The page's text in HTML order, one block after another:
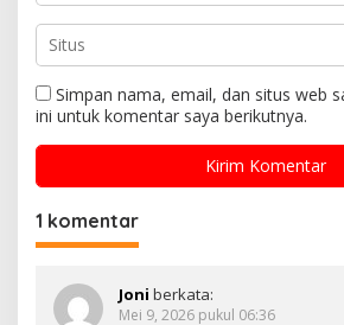
Simpan nama, email, dan situs web
ini untuk komentar saya berikutnya.
1 komentar
Joni berkata:
Mei 9, 2026 pukul 06:36